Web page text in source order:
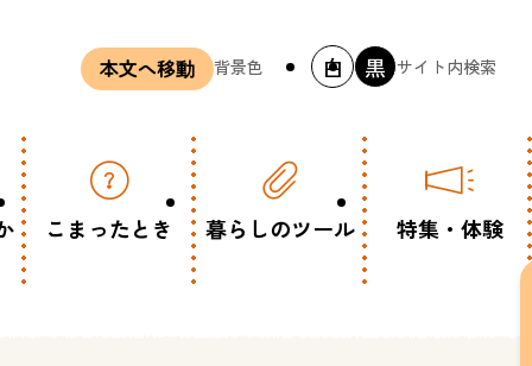
本文へ移動 背景色 白 黒 サイト内検索
こまったとき 暮らしのツール 特集・体験